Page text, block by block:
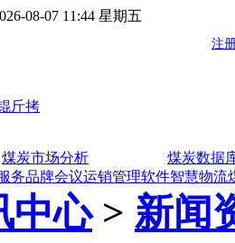
08-07 11:44 星期五
煤炭市场分析
煤炭数据
务品牌会议运销管理软件智慧物流
中心> 新闻